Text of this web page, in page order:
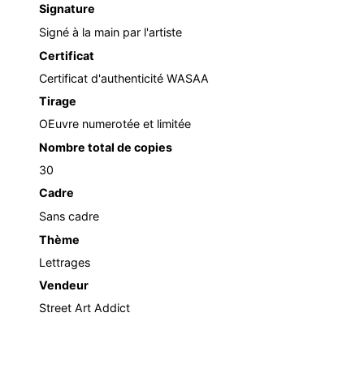
Signature
Signé à la main par l'artiste
Certificat
Certificat d'authenticité WASAA
Tirage
OEuvre numerotée et limitée
Nombre total de copies
30
Cadre
Sans cadre
Thème
Lettrages
Vendeur
Street Art Addict